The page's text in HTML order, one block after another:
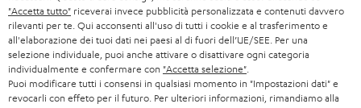
r
SET STEREO
ALTOPARLANTE
ULTIMA
NEGOZI
VANTAGGI TEUFEL
LA NOSTRA STORIA
BELGIO
FRANCIA
"Accetta tutto" riceverai invece pubblicità personalizzata e contenuti davvero
rilevanti per te. Qui acconsenti all'uso di tutti i cookie e al trasferimento e
all'elaborazione dei tuoi dati nei paesi al di fuori dell’UE/SEE. Per una
selezione individuale, puoi anche attivare o disattivare ogni categoria
individualmente e confermare con "Accetta selezione"
Puoi modificare tutti i consensi in qualsiasi momento in "Impostazioni dati" e
revocarli con effeto per il futuro. Per ulteriori informazioni, rimandiamo alla